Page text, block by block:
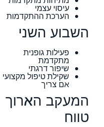
עיסוי עצמי
הערכת ההתקדמות
השבוע השני
פעילות גופנית
מתקדמת
שיפור דרגתי
שקילת טיפול מקצועי
אם צריך
המעקב הארוך
טווח